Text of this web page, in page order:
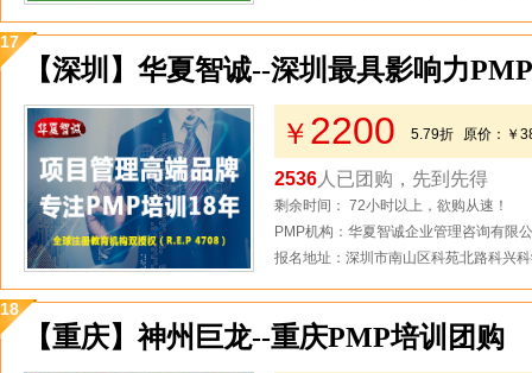
17
【深圳】华夏智诚--深圳最具影响力
￥ 2200 5.79折 原价： ￥
2536 人已团购，先到先得
剩余时间： 72小时以上，欲购从速！
PMP机构：华夏智诚企业管理咨询有限
报名地址：深圳市南山区科苑北路科兴
18
【重庆】神州巨龙--重庆PMP培训团购